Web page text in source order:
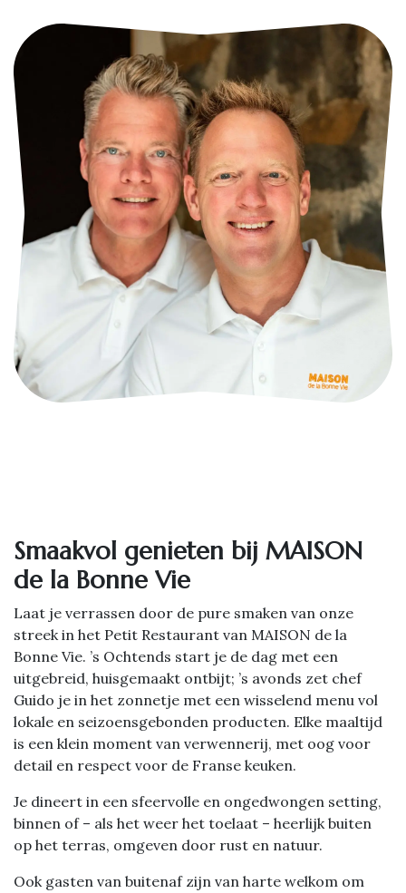
Smaakvol genieten bij MAISON
de la Bonne Vie
Laat je verrassen door de pure smaken van onze
streek in het Petit Restaurant van MAISON de la
Bonne Vie. ’s Ochtends start je de dag met een
uitgebreid, huisgemaakt ontbijt; ’s avonds zet chef
Guido je in het zonnetje met een wisselend menu vol
lokale en seizoensgebonden producten. Elke maaltijd
is een klein moment van verwennerij, met oog voor
detail en respect voor de Franse keuken.
Je dineert in een sfeervolle en ongedwongen setting,
binnen of – als het weer het toelaat – heerlijk buiten
op het terras, omgeven door rust en natuur.
Ook gasten van buitenaf zijn van harte welkom om